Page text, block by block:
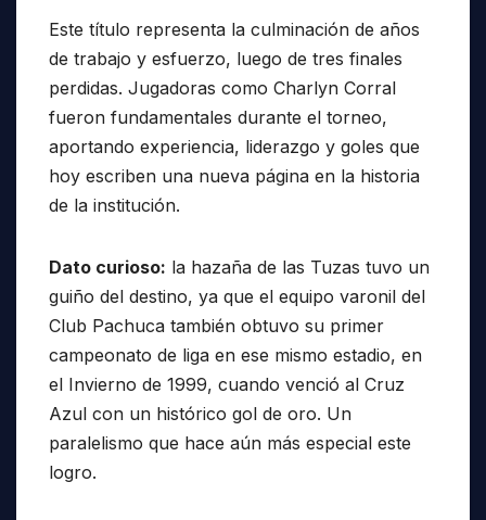
Este título representa la culminación de años
de trabajo y esfuerzo, luego de tres finales
perdidas. Jugadoras como Charlyn Corral
fueron fundamentales durante el torneo,
aportando experiencia, liderazgo y goles que
hoy escriben una nueva página en la historia
de la institución.
Dato curioso: la hazaña de las Tuzas tuvo un
guiño del destino, ya que el equipo varonil del
Club Pachuca también obtuvo su primer
campeonato de liga en ese mismo estadio, en
el Invierno de 1999, cuando venció al Cruz
Azul con un histórico gol de oro. Un
paralelismo que hace aún más especial este
logro.